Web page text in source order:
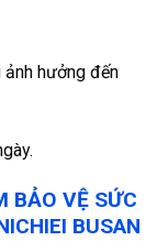
hưởng đến
BẢO VỆ SỨC
BUSAN